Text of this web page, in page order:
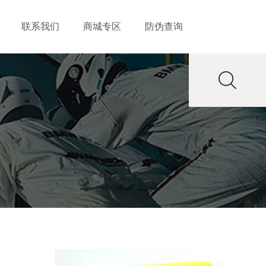
联系我们 商城专区 防伪查询